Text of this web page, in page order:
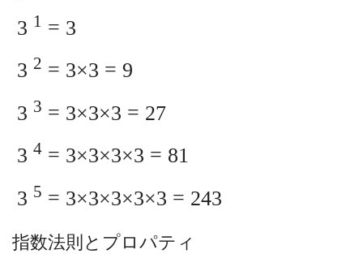
3 1 = 3
3 2 = 3×3 = 9
3 3 = 3×3×3 = 27
3 4 = 3×3×3×3 = 81
3 5 = 3×3×3×3×3 = 243
指数法則とプロパティ